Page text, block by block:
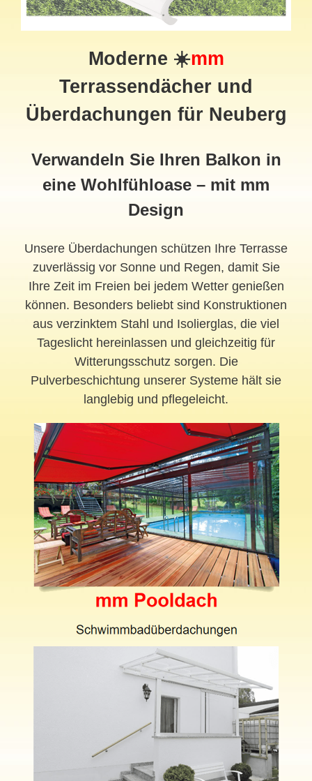
Moderne ☀️mm
Terrassendächer und
Überdachungen für Neuberg
Verwandeln Sie Ihren Balkon in
eine Wohlfühloase – mit mm
Design
Unsere Überdachungen schützen Ihre Terrasse
zuverlässig vor Sonne und Regen, damit Sie
Ihre Zeit im Freien bei jedem Wetter genießen
können. Besonders beliebt sind Konstruktionen
aus verzinktem Stahl und Isolierglas, die viel
Tageslicht hereinlassen und gleichzeitig für
Witterungsschutz sorgen. Die
Pulverbeschichtung unserer Systeme hält sie
langlebig und pflegeleicht.